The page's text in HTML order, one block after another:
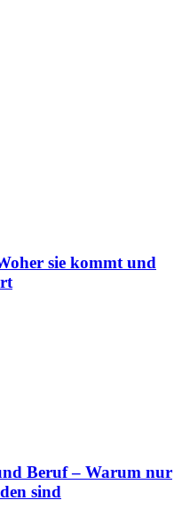
sie kommt und
Beruf – Warum nur
sind